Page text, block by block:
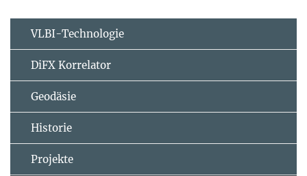
VLBI-Technologie
DiFX Korrelator
Geodäsie
Historie
Projekte